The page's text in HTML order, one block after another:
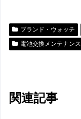
ブランド・ウォッチ
電池交換メンテナンス
関連記事